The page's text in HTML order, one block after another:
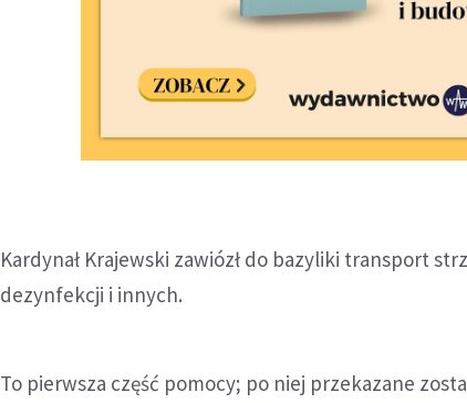
Kardynał Krajewski zawiózł do bazyliki transport
dezynfekcji i innych.
To pierwsza część pomocy; po niej przekazane